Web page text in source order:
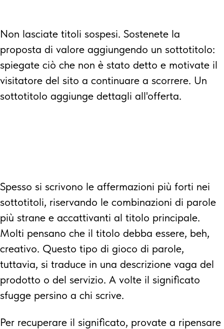
Non lasciate titoli sospesi. Sostenete la
proposta di valore aggiungendo un sottotitolo:
spiegate ciò che non è stato detto e motivate il
visitatore del sito a continuare a scorrere. Un
sottotitolo aggiunge dettagli all'offerta.
Spesso si scrivono le affermazioni più forti nei
sottotitoli, riservando le combinazioni di parole
più strane e accattivanti al titolo principale.
Molti pensano che il titolo debba essere, beh,
creativo. Questo tipo di gioco di parole,
tuttavia, si traduce in una descrizione vaga del
prodotto o del servizio. A volte il significato
sfugge persino a chi scrive.
Per recuperare il significato, provate a ripensare